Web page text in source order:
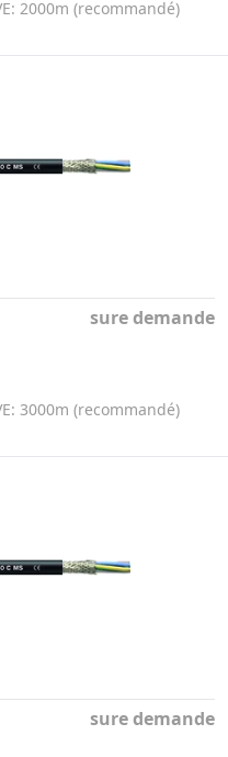
2000m (recommandé)
sure demande
3000m (recommandé)
sure demande